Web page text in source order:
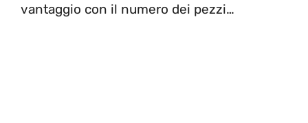
vantaggio con il numero dei pezzi…